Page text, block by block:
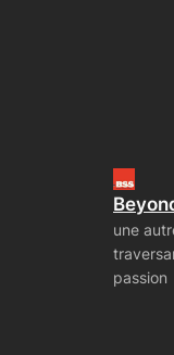
une
passion